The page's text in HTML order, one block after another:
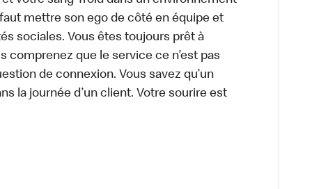
mettre son ego de côté en équipe et
sociales. Vous êtes toujours prêt à
comprenez que le service ce n’est pas
de connexion. Vous savez qu’un
la journée d’un client. Votre sourire est